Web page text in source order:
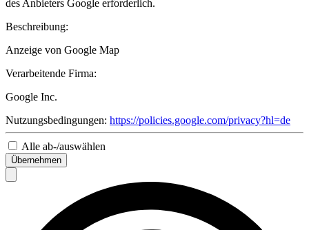
des Anbieters Google erforderlich.
Beschreibung:
Anzeige von Google Map
Verarbeitende Firma:
Google Inc.
Nutzungsbedingungen: https://policies.google.com/privacy?hl=de
Alle ab-/auswählen
Übernehmen